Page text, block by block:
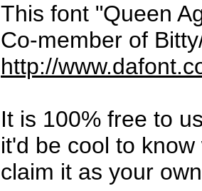
This font "Queen
Co-member of
http://
It is 100% free to
it'd be cool to
claim it as your